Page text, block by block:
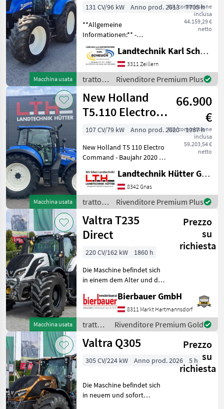
Macchina usata
IVA/commissione
inclusa
44.159,29 €
netto
131 CV/96 kW Anno prod. 2013
7705 h
**Allgemeine
Informationen:** -
**Marke:** New Holland -
**Modell:** T6.150 -
**Baujahr:** 2013 -
**Betriebsstunden:** 7705
Stunden - **Leistung:** 131
PS **
Landtechnik Karl Scheuch
3311 Zeillern
trattori
/ New
Holland
Rivenditore Premium Plus
Macchina usata
New Holland
T5.110 Electro
Command
66.900
€
IVA/commissione
inclusa
59.203,54 €
netto
107 CV/79 kW Anno prod. 2020
1987 h
New Holland T5 110 Electro
Command - Baujahr 2020 -
Powershuttle - Getriebe
16/16 - 3 doppeltwirkende
Hecksteuergeräte -
Mittelachs
Landtechnik Hütter GmbH & Co KG
8342 Gnas
trattori
/ New
Holland
Rivenditore Premium Plus
Macchina usata
Valtra T235
Direct
Prezzo
su
richiesta
220 CV/162 kW
1860 h
Die Maschine befindet sich
in einem dem Alter und der
Zustand und kann nach
telefonischer Vereinbarung
gerne vor Ort besichtigt
und geprüft we
Bierbauer GmbH
8311 Markt Hartmannsdorf
trattori
/ Valtra
Rivenditore Premium Gold
Valtra Q305
Prezzo
su
richiesta
305 CV/224 kW Anno prod. 2026 5 h
Die Maschine befindet sich
in neuem und sofort